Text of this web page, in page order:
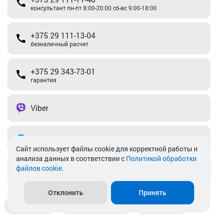
консультант пн-пт 8:00-20:00 сб-вс 9:00-18:00
+375 29 111-13-04
безналичный расчет
+375 29 343-73-01
гарантия
Viber
info@akkamulik.by
Пункты выдачи Магазины
Cайт использует файлы cookie для корректной работы и
анализа данных в соответствии с Политикой обработки
файлов cookie.
Отклонить Принять